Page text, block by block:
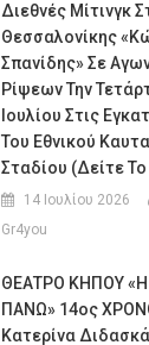
Διεθνές Μίτινγκ
Θεσσαλονίκης
Σπανίδης» Σε
Ρίψεων Την
Ιουλίου Στις
Του Εθνικού
Σταδίου (Δείτε
14 Ιουλίου 2026
Gr4you
ΘΕΑΤΡΟ ΚΗΠΟΥ
ΠΑΝΩ» 14ος
Κατερίνα